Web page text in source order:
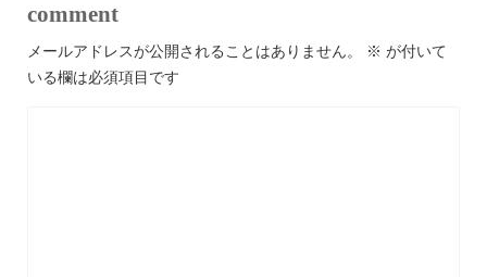
comment
メールアドレスが公開されることはありません。 ※ が付いて
いる欄は必須項目です